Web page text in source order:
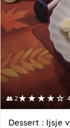
👥 2★★★★☆
Dessert : Ijsje